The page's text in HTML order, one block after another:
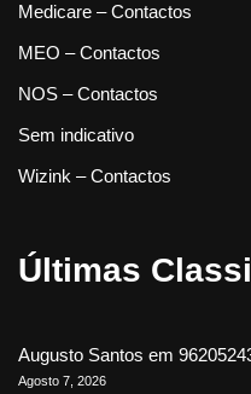
Medicare – Contactos
MEO – Contactos
NOS – Contactos
Sem indicativo
Wizink – Contactos
Últimas
Augusto Santos em
Agosto 7, 2026